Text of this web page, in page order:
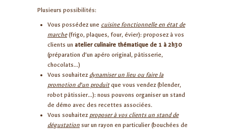
Plusieurs possibilités:
Vous possédez une cuisine fonctionnelle en état de
marche(frigo, plaques, four, évier): proposez à vos
clients un atelier culinaire thématique de 1 à 2h30
(préparation d’un apéro original, pâtisserie,
chocolats…)
Vous souhaitez dynamiser un lieu ou faire la
promotion d’un produitque vous vendez (blender,
robot pâtissier…): nous pouvons organiser un stand
de démo avec des recettes associées.
Vous souhaitez proposer à vos clients un stand de
dégustation sur un rayon en particulier (bouchées de